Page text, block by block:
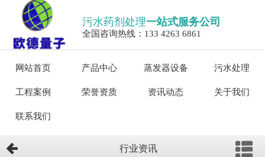
污水药剂处理一站式服务公司
全国咨询热线：133 4263 6861
网站首页 产品中心 蒸发器设备 污水处理
工程案例 荣誉资质 资讯动态 关于我们
联系我们
行业资讯